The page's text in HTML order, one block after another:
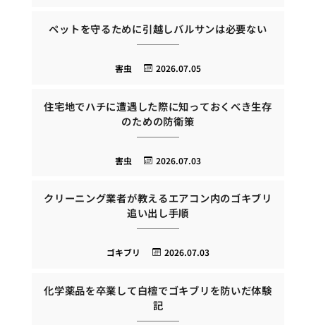
ペットを守るために引越しバルサンは必要ない
2026.07.05
害虫
住宅地でハチに遭遇した際に知っておくべき生存
のための防衛策
2026.07.03
害虫
クリーニング業者が教えるエアコン内のゴキブリ
追い出し手順
2026.07.03
ゴキブリ
化学薬品を卒業して白檀でゴキブリを防いだ体験
記